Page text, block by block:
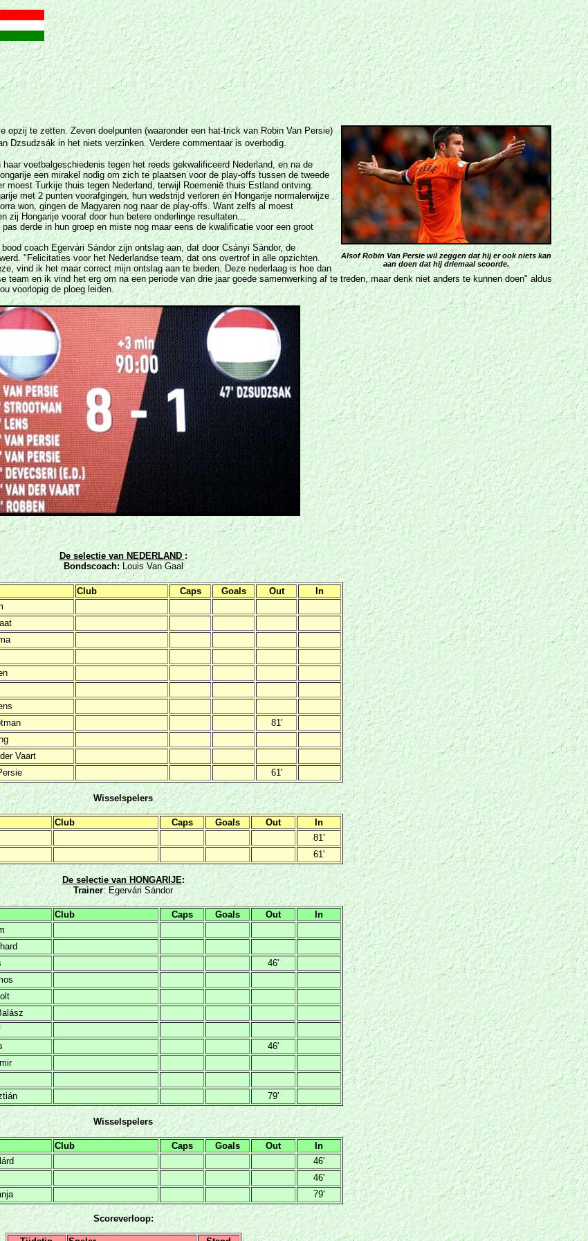
Alsof Robin Van Persie wil zeggen dat hij er ook niets kan
aan doen dat hij driemaal scoorde.
te zetten. Zeven doelpunten (waaronder een hat-trick van Robin Van Persie)
Dzsudzsák in het niets verzinken. Verdere commentaar is overbodig.
voetbalgeschiedenis tegen het reeds gekwalificeerd Nederland, en na de
een mirakel nodig om zich te plaatsen voor de play-offs tussen de tweede
moest Turkije thuis tegen Nederland, terwijl Roemenië thuis Estland ontving.
met 2 punten voorafgingen, hun wedstrijd verloren én Hongarije normalerwijze
won, gingen de Magyaren nog naar de play-offs. Want zelfs al moest
zij Hongarije vooraf door hun betere onderlinge resultaten...
derde in hun groep en miste nog maar eens de kwalificatie voor een groot
coach Egervári Sándor zijn ontslag aan, dat door Csányi Sándor, de
"Felicitaties voor het Nederlandse team, dat ons overtrof in alle opzichten.
vind ik het maar correct mijn ontslag aan te bieden. Deze nederlaag is hoe dan
team en ik vind het erg om na een periode van drie jaar goede samenwerking af te treden, maar denk niet anders te kunnen doen" aldus
voorlopig de ploeg leiden.
De selectie van NEDERLAND:
Bondscoach:Louis Van Gaal
Club Caps Goals Out
In
81'
Vaart
61'
Wisselspelers
Club Caps Goals Out
In
81'
61'
De selectie van HONGARIJE:
Trainer: Egervári Sándor
Club Caps Goals Out
In
46'
46'
79'
Wisselspelers
Club Caps Goals Out
In
46'
46'
79'
Scoreverloop: